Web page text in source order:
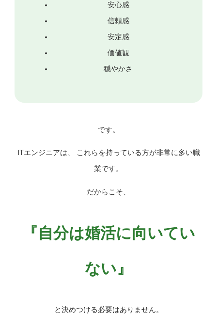
安心感
信頼感
安定感
価値観
穏やかさ
です。
ITエンジニアは、 これらを持っている方が非常に多い職
業です。
だからこそ、
『自分は婚活に向いてい
ない』
と決めつける必要はありません。